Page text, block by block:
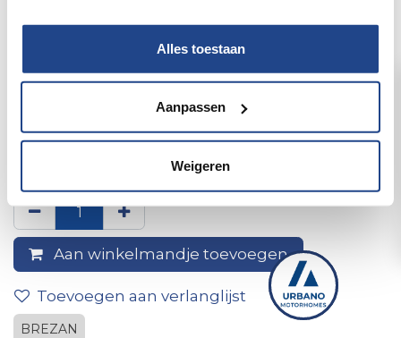
Alles toestaan
Aanpassen
Weigeren
3M Perfect-Itiii Fast Cut Plus
Brezan
Aan winkelmandje toevoegen
Toevoegen aan verlanglijst
BREZAN